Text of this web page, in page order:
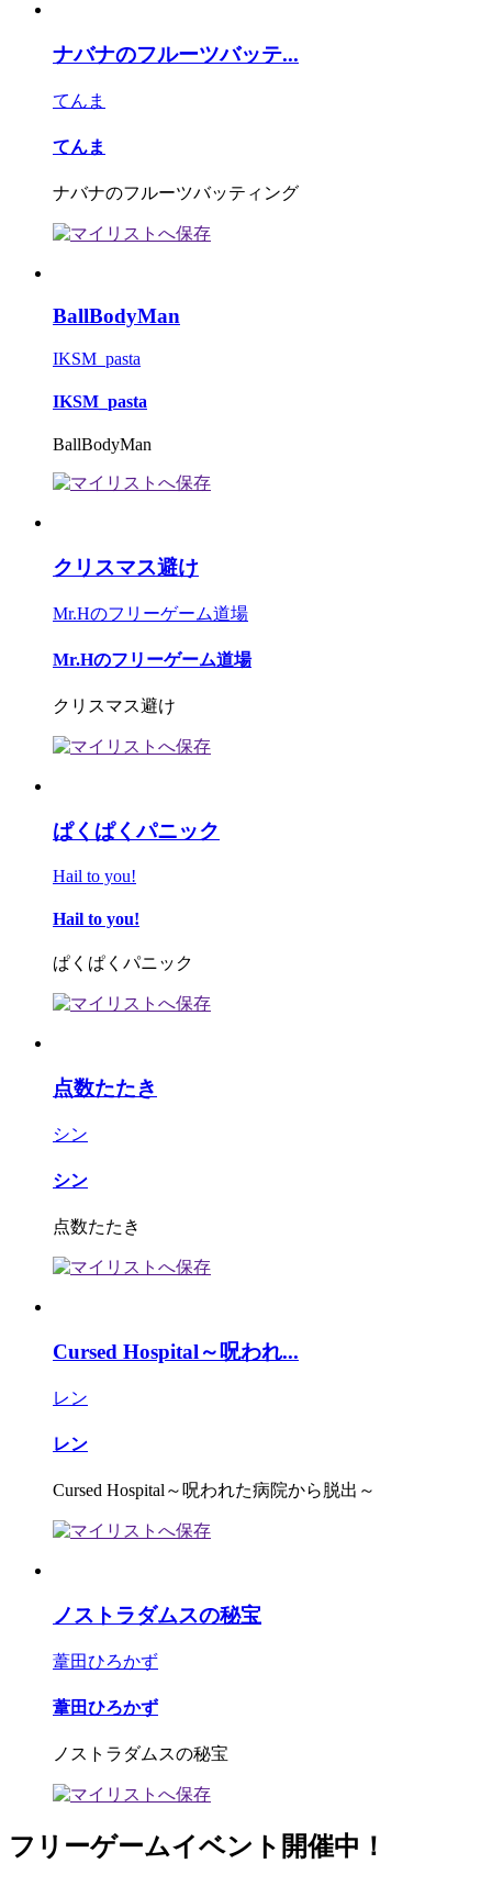
ナバナのフルーツバッテ...
てんま
てんま
ナバナのフルーツバッティング
BallBodyMan
IKSM_pasta
IKSM_pasta
BallBodyMan
クリスマス避け
Mr.Hのフリーゲーム道場
Mr.Hのフリーゲーム道場
クリスマス避け
ぱくぱくパニック
Hail to you!
Hail to you!
ぱくぱくパニック
点数たたき
シン
シン
点数たたき
Cursed Hospital～呪われ...
レン
レン
Cursed Hospital～呪われた病院から脱出～
ノストラダムスの秘宝
葦田ひろかず
葦田ひろかず
ノストラダムスの秘宝
フリーゲームイベント開催中！